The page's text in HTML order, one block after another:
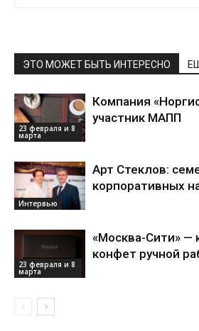
ЭТО МОЖЕТ БЫТЬ ИНТЕРЕСНО
23 февраля и 8
марта
Компания
участник МАПП
Интервью
Арт Стеклов:
корпоративных
23 февраля и 8
марта
«Москва-Сити» —
конфет ручной